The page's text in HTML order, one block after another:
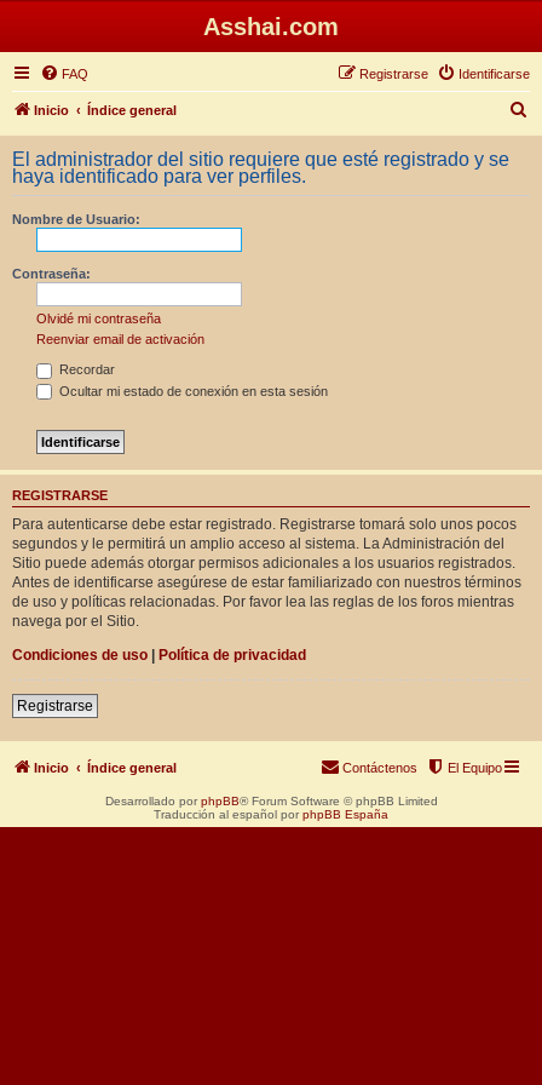
Asshai.com
FAQ Identificarse
Registrarse
Inicio Índice general
u
c
El administrador del sitio requiere que esté registrado y se
haya identificado para ver perfiles.
Nombre de Usuario:
Contraseña:
Olvidé mi contraseña
Reenviar email de activación
Recordar
Ocultar mi estado de conexión en esta sesión
REGISTRARSE
Para autenticarse debe estar registrado. Registrarse tomará solo unos pocos
segundos y le permitirá un amplio acceso al sistema. La Administración del
Sitio puede además otorgar permisos adicionales a los usuarios registrados.
Antes de identificarse asegúrese de estar familiarizado con nuestros términos
de uso y políticas relacionadas. Por favor lea las reglas de los foros mientras
navega por el Sitio.
Condiciones de uso | Política de privacidad
Registrarse
Inicio Índice general El Equipo
Contáctenos
Desarrollado por phpBB® Forum Software © phpBB Limited
Traducción al español por phpBB España